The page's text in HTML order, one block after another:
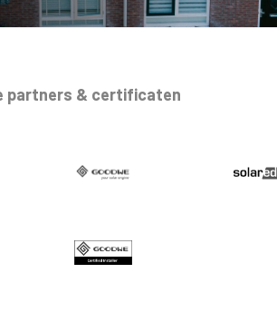
partners & certificaten